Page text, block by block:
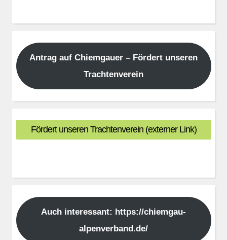
Antrag auf Chiemgauer – Fördert unseren
Trachtenverein
Fördert unseren Trachtenverein (externer Link)
Auch interessant: https://chiemgau-
alpenverband.de/